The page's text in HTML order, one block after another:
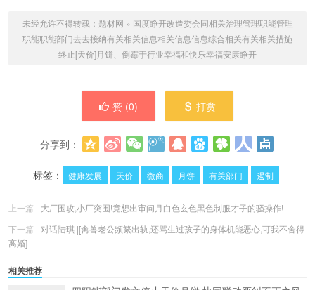
未经允许不得转载： 题材网 » 国度睁开改造委会同相关治理管理职能管理
职能职能部门去去接纳有关相关信息相关信息信息综合相关有关相关措施
终止[天价]月饼、倒霉于行业幸福和快乐幸福安康睁开
赞 (0) 打赏
分享到：
标签：
健康发展 天价 微商 月饼 有关部门 遏制
上一篇
大厂围攻,小厂突围!竟想出审问月白色玄色黑色制服才子的骚操作!
下一篇
对话陆琪 |[禽兽老公频繁出轨,还骂生过孩子的身体机能恶心,可我不舍得
离婚]
相关推荐